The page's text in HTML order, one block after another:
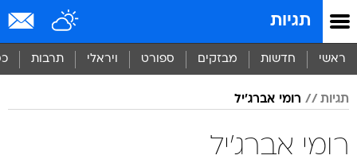
תגיות
ראשי חדשות מבזקים ספורט ויראלי תרבות
תגיות רומי אברג'יל
רומי אברג'יל